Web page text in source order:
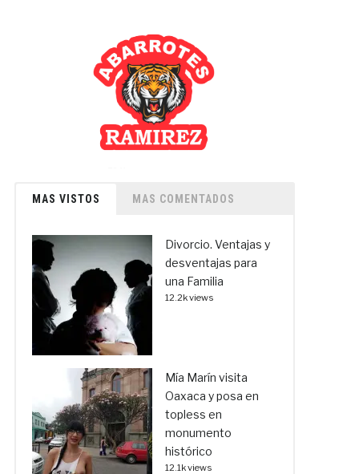
MAS VISTOS MAS COMENTADOS
Divorcio. Ventajas y
desventajas para
una Familia
12.2k views
Mía Marín visita
Oaxaca y posa en
topless en
monumento
histórico
12.1k views